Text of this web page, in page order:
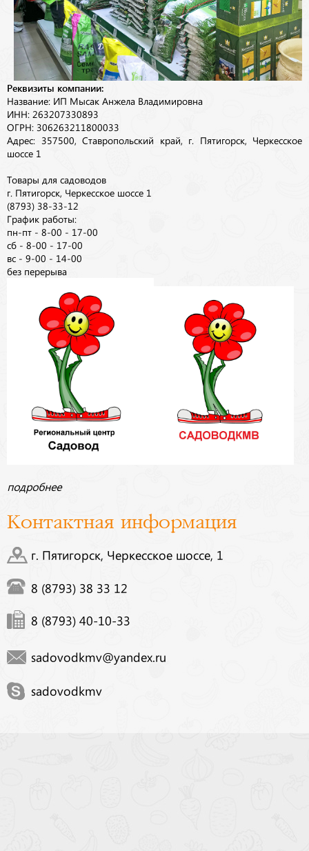
Реквизиты компании:
Название: ИП Мысак Анжела Владимировна
ИНН: 263207330893
ОГРН: 306263211800033
Адрес: 357500, Ставропольский край, г. Пятигорск, Черкесское
шоссе 1
Товары для садоводов
г. Пятигорск, Черкесское шоссе 1
(8793) 38-33-12
График работы:
пн-пт - 8-00 - 17-00
сб - 8-00 - 17-00
вс - 9-00 - 14-00
без перерыва
подробнее
Контактная информация
г. Пятигорск, Черкесское шоссе, 1
8 (8793) 38 33 12
8 (8793) 40-10-33
sadovodkmv@yandex.ru
sadovodkmv